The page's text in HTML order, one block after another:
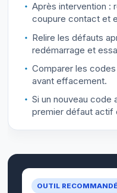
Après intervention :
coupure contact et
Relire les défauts
redémarrage et
Comparer les
avant effacement.
Si un nouveau code
premier défaut actif
OUTIL